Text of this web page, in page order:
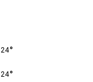
24°
24°